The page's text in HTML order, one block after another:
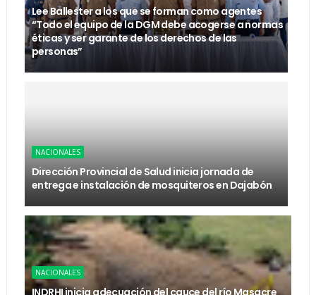
Lee Ballester a los que se forman como agentes
“Todo el equipo de la DGM debe acogerse a normas
éticas y ser garante de los derechos de las
personas”
NACIONALES
Dirección Provincial de Salud inicia jornada de
entrega e instalación de mosquiteros en Dajabón
NACIONALES
INDRHI inicia adecuación del cauce del río Masacre